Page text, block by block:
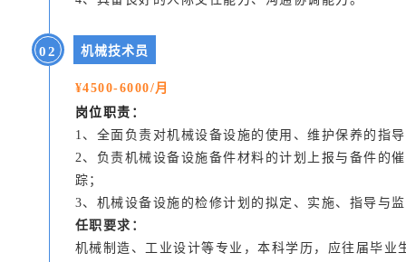
02 机械技术员
¥4500-6000/月
岗位职责：
1、全面负责对机械设备设施的使用、维护保养的指
2、负责机械设备设施备件材料的计划上报与备件的
踪；
3、机械设备设施的检修计划的拟定、实施、指导与
任职要求：
机械制造、工业设计等专业，本科学历，应往届毕业